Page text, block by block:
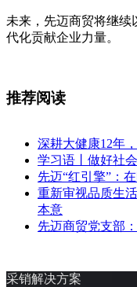
未来，先迈商贸将继
代化贡献企业力量。
推荐阅读
深耕大健康12年
学习语丨做好社
先迈“红引擎”：
重新审视品质生
本意
先迈商贸党支部
采销解决方案